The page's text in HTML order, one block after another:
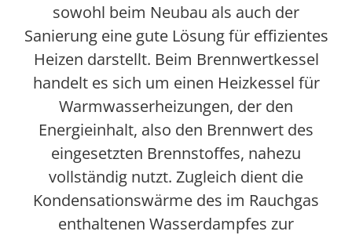
sowohl beim Neubau als auch der
Sanierung eine gute Lösung für effizientes
Heizen darstellt. Beim Brennwertkessel
handelt es sich um einen Heizkessel für
Warmwasserheizungen, der den
Energieinhalt, also den Brennwert des
eingesetzten Brennstoffes, nahezu
vollständig nutzt. Zugleich dient die
Kondensationswärme des im Rauchgas
enthaltenen Wasserdampfes zur